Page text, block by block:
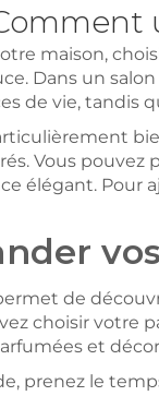
maison,
Dans un
de vie, tandis
Vous
élégant. Pour
de
choisir votre
et
prenez le